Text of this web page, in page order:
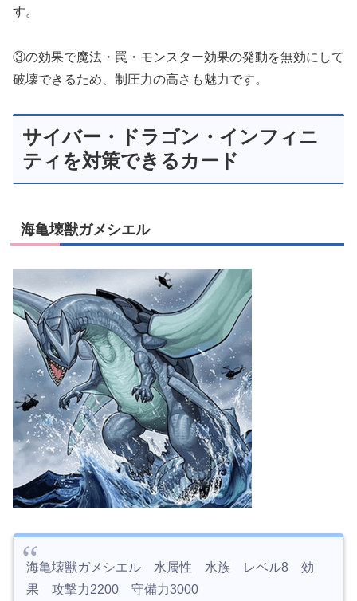
す。
③の効果で魔法・罠・モンスター効果の発動を無効にして
破壊できるため、制圧力の高さも魅力です。
サイバー・ドラゴン・インフィニ
ティを対策できるカード
海亀壊獣ガメシエル
海亀壊獣ガメシエル 水属性 水族 レベル8 効
果 攻撃力2200 守備力3000